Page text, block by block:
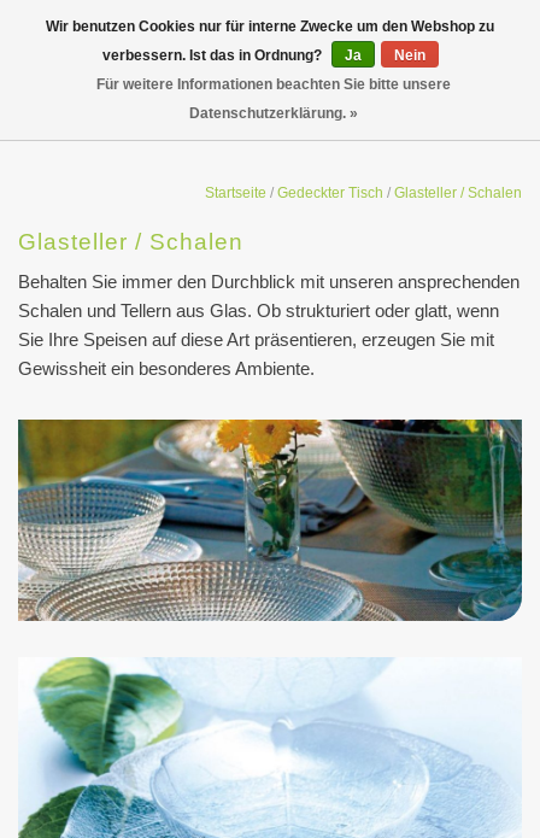
Startseite / Gedeckter Tisch / Glasteller / Schalen
Glasteller / Schalen
Behalten Sie immer den Durchblick mit unseren ansprechenden
Schalen und Tellern aus Glas. Ob strukturiert oder glatt, wenn
Sie Ihre Speisen auf diese Art präsentieren, erzeugen Sie mit
Gewissheit ein besonderes Ambiente.
Wir benutzen Cookies nur für interne Zwecke um den Webshop zu
verbessern. Ist das in Ordnung?
Ja
Nein
Für weitere Informationen beachten Sie bitte unsere
Datenschutzerklärung. »